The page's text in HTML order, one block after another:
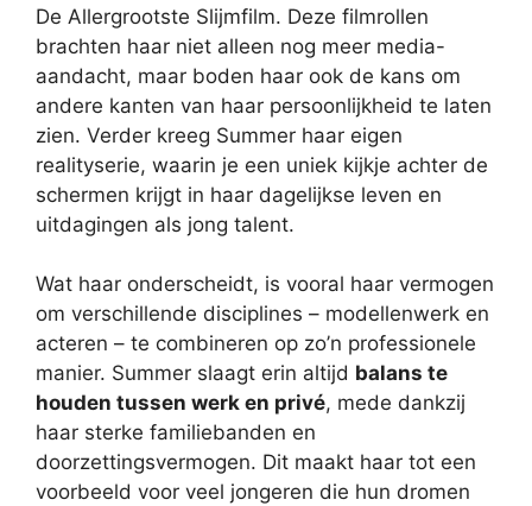
De Allergrootste Slijmfilm. Deze filmrollen
brachten haar niet alleen nog meer media-
aandacht, maar boden haar ook de kans om
andere kanten van haar persoonlijkheid te laten
zien. Verder kreeg Summer haar eigen
realityserie, waarin je een uniek kijkje achter de
schermen krijgt in haar dagelijkse leven en
uitdagingen als jong talent.
Wat haar onderscheidt, is vooral haar vermogen
om verschillende disciplines – modellenwerk en
acteren – te combineren op zo’n professionele
manier. Summer slaagt erin altijd balans te
houden tussen werk en privé, mede dankzij
haar sterke familiebanden en
doorzettingsvermogen. Dit maakt haar tot een
voorbeeld voor veel jongeren die hun dromen